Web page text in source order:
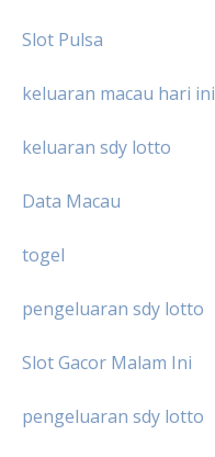
Slot Pulsa
keluaran macau hari ini
keluaran sdy lotto
Data Macau
togel
pengeluaran sdy lotto
Slot Gacor Malam Ini
pengeluaran sdy lotto